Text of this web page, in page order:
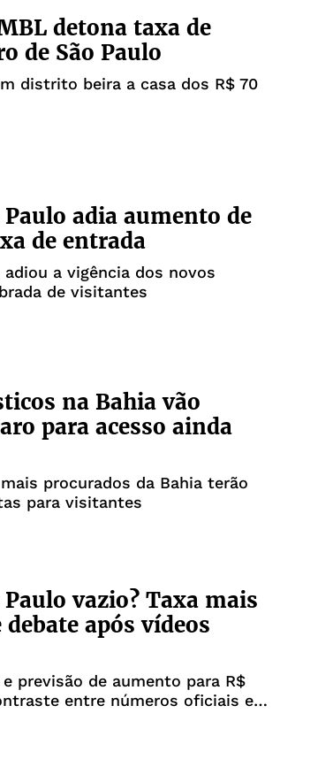
detona taxa de
de São Paulo
distrito beira a casa dos R$ 70
adia aumento de
de entrada
a vigência dos novos
de visitantes
na Bahia vão
para acesso ainda
procurados da Bahia terão
para visitantes
vazio? Taxa mais
debate após vídeos
e previsão de aumento para R$
entre números oficiais e